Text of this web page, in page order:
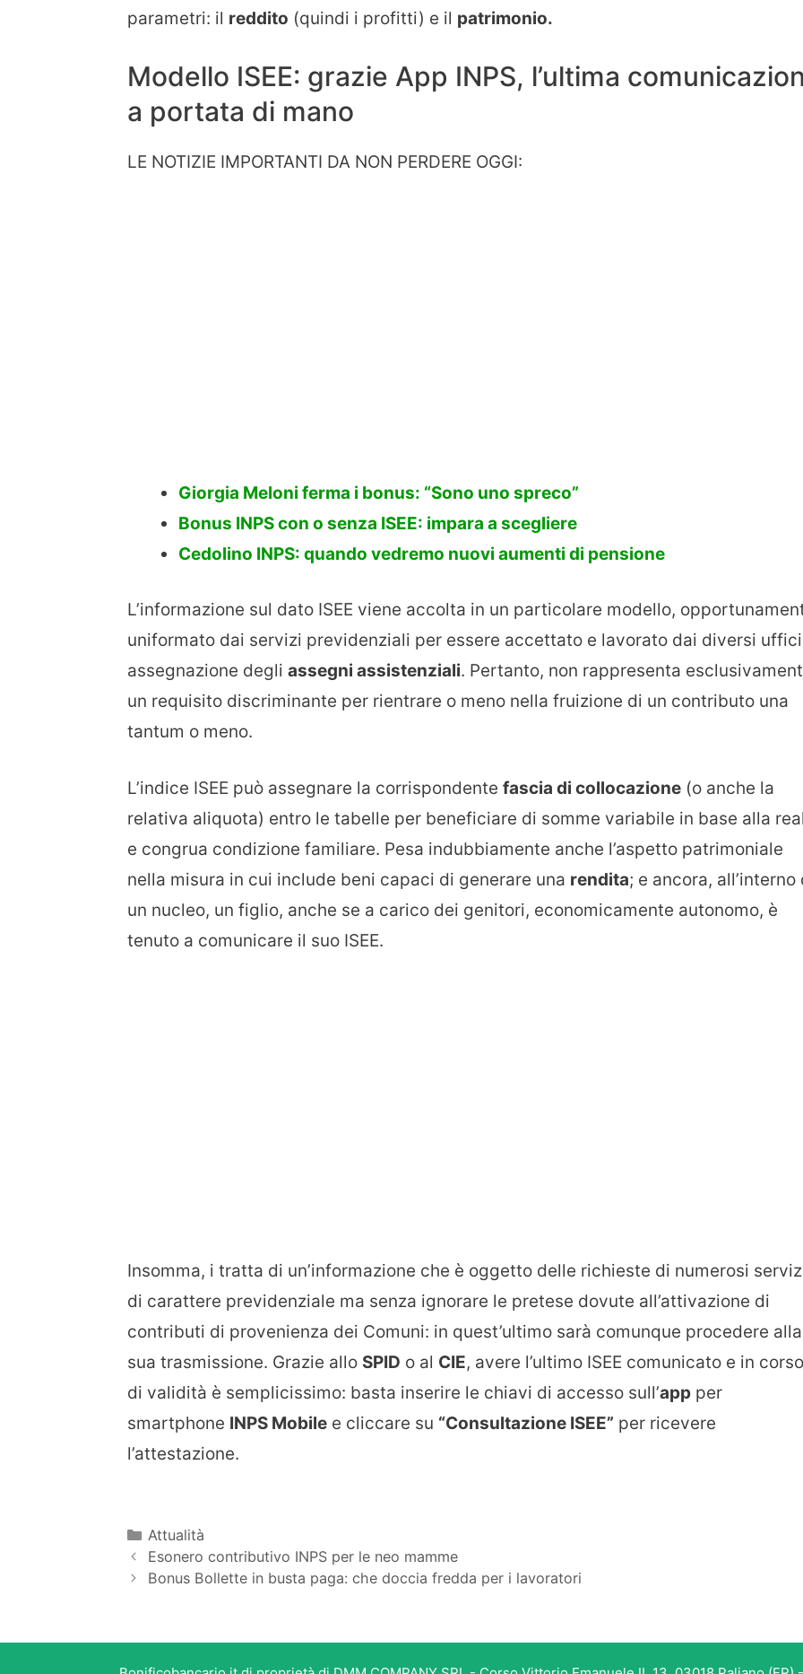
parametri: il reddito (quindi i profitti) e il patrimonio.
Modello ISEE: grazie App INPS, l’ultima
a portata di mano
LE NOTIZIE IMPORTANTI DA NON PERDERE OGGI:
Giorgia Meloni ferma i bonus: “Sono uno spreco”
Bonus INPS con o senza ISEE: impara a scegliere
Cedolino INPS: quando vedremo nuovi aumenti di pensione
L’informazione sul dato ISEE viene accolta in un particolare modello,
uniformato dai servizi previdenziali per essere accettato e lavorato dai diversi
assegnazione degli assegni assistenziali. Pertanto, non rappresenta
un requisito discriminante per rientrare o meno nella fruizione di un contributo una
tantum o meno.
L’indice ISEE può assegnare la corrispondente fascia di collocazione (o anche la
relativa aliquota) entro le tabelle per beneficiare di somme variabile in base alla
e congrua condizione familiare. Pesa indubbiamente anche l’aspetto patrimoniale
nella misura in cui include beni capaci di generare una rendita; e ancora, all’interno
un nucleo, un figlio, anche se a carico dei genitori, economicamente autonomo, è
tenuto a comunicare il suo ISEE.
Insomma, i tratta di un’informazione che è oggetto delle richieste di numerosi
di carattere previdenziale ma senza ignorare le pretese dovute all’attivazione di
contributi di provenienza dei Comuni: in quest’ultimo sarà comunque procedere alla
sua trasmissione. Grazie allo SPID o al CIE, avere l’ultimo ISEE comunicato e in corso
di validità è semplicissimo: basta inserire le chiavi di accesso sull’app per
smartphone INPS Mobile e cliccare su “Consultazione ISEE” per ricevere
l’attestazione.
Categorie
Attualità
Esonero contributivo INPS per le neo mamme
Bonus Bollette in busta paga: che doccia fredda per i lavoratori